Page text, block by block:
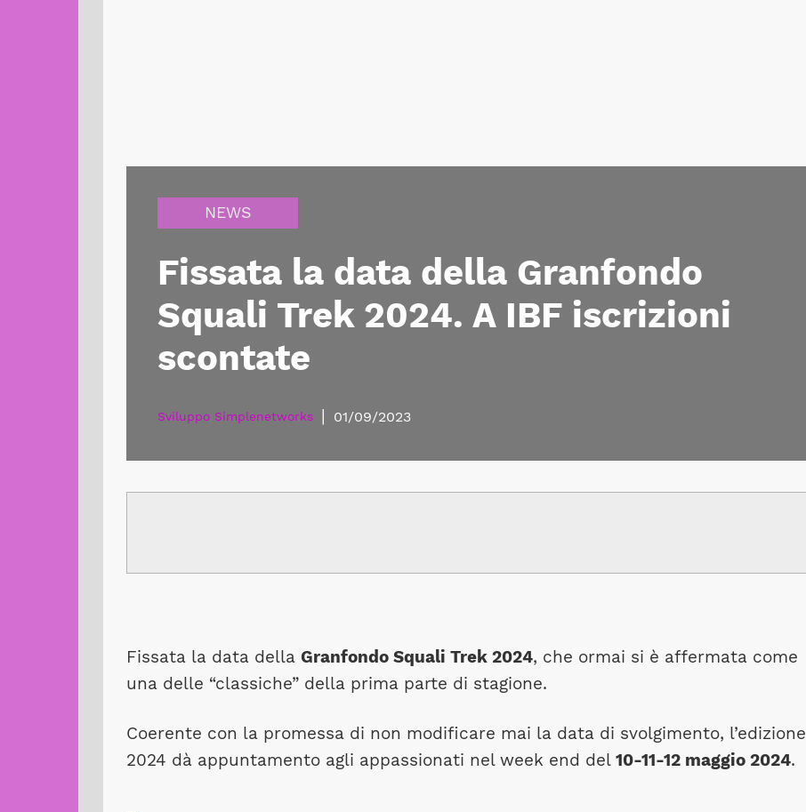
NEWS
Fissata la data della Granfondo
Squali Trek 2024. A IBF iscrizioni
scontate
Sviluppo Simplenetworks | 01/09/2023
Fissata la data della Granfondo Squali Trek 2024, che ormai si è affermata come
una delle “classiche” della prima parte di stagione.
Coerente con la promessa di non modificare mai la data di svolgimento, l’edizione
2024 dà appuntamento agli appassionati nel week end del 10-11-12 maggio 2024.